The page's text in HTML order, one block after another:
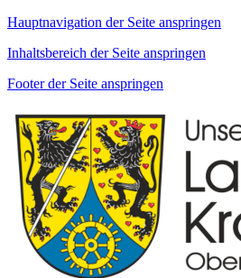
Hauptnavigation der Seite anspringen
Inhaltsbereich der Seite anspringen
Footer der Seite anspringen